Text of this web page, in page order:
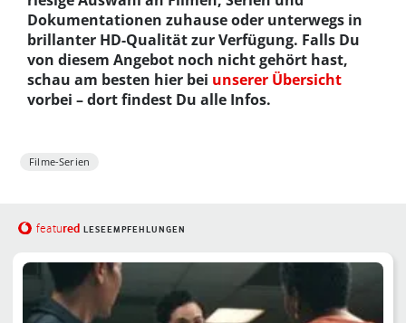
Dokumentationen zuhause oder unterwegs in
brillanter HD-Qualität zur Verfügung. Falls Du
von diesem Angebot noch nicht gehört hast,
schau am besten hier bei unserer Übersicht
vorbei – dort findest Du alle Infos.
Filme-Serien
featured LESEEMPFEHLUNGEN